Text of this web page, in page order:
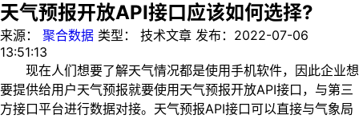
天气预报开放API接口应该如何选择?
来源： 聚合数据 类型： 技术文章 发布： 2022-07-06
13:51:13
现在人们想要了解天气情况都是使用手机软件，因此企业想
要提供给用户天气预报就要使用天气预报开放API接口，与第三
方接口平台进行数据对接。天气预报API接口可以直接与气象局